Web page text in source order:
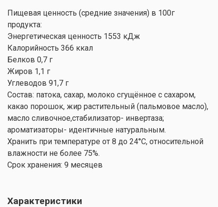
Пищевая ценность (средние значения) в 100г
продукта:
Энергетическая ценность 1553 кДж
Калорийность 366 ккал
Белков 0,7 г
Жиров 1,1 г
Углеводов 91,7 г
Состав: патока, сахар, молоко сгущённое с сахаром,
какао порошок, жир растительный (пальмовое масло),
масло сливочное,стабилизатор- инвертаза;
ароматизаторы- идентичные натуральным.
Хранить при температуре от 8 до 24°C, относительной
влажности не более 75%.
Срок хранения: 9 месяцев
Характеристики